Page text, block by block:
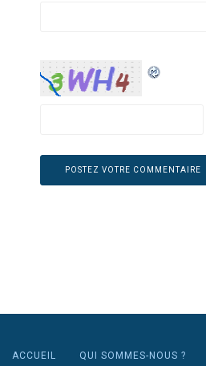
ACCUEIL QUI SOMMES-NOUS ?